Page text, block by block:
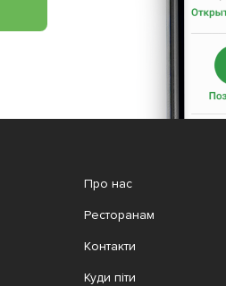
Про нас
Ресторанам
Контакти
Куди піти